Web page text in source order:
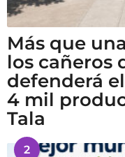
Más que
los cañeros
defenderá
4 mil
Tala
2